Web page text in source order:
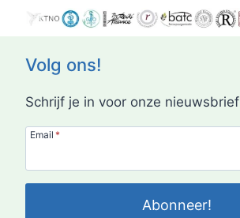
Volg ons!
Schrijf je in voor onze nieuwsbrief
Email *
Abonneer!